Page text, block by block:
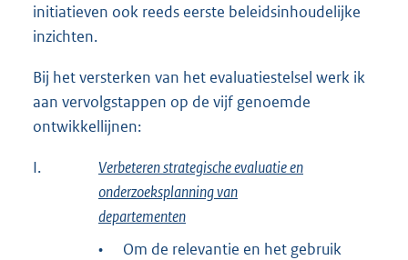
initiatieven ook reeds eerste beleidsinhoudelijke
inzichten.
Bij het versterken van het evaluatiestelsel werk ik
aan vervolgstappen op de vijf genoemde
ontwikkellijnen:
I.
Verbeteren strategische evaluatie en
onderzoeksplanning van
departementen
•
Om de relevantie en het gebruik